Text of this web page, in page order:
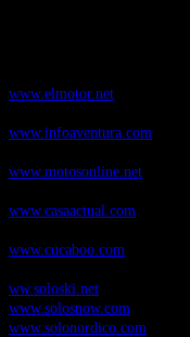
www.elmotor.net
www.infoaventura.com
www.motosonline.net
www.casaactual.com
www.cucaboo.com
ww.soloski.net
www.solosnow.com
www.solonordico.com